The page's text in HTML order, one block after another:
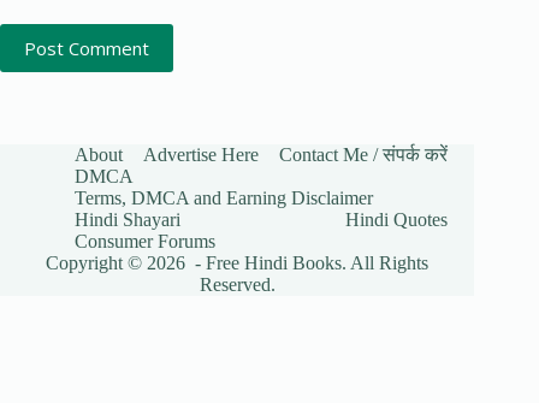
Post Comment
About Advertise Here
Contact Me / संपर्क करें
DMCA
Terms, DMCA and Earning Disclaimer
Hindi Shayari
Hindi Quotes
Consumer Forums
Copyright © 2026 - Free Hindi Books. All Rights
Reserved.